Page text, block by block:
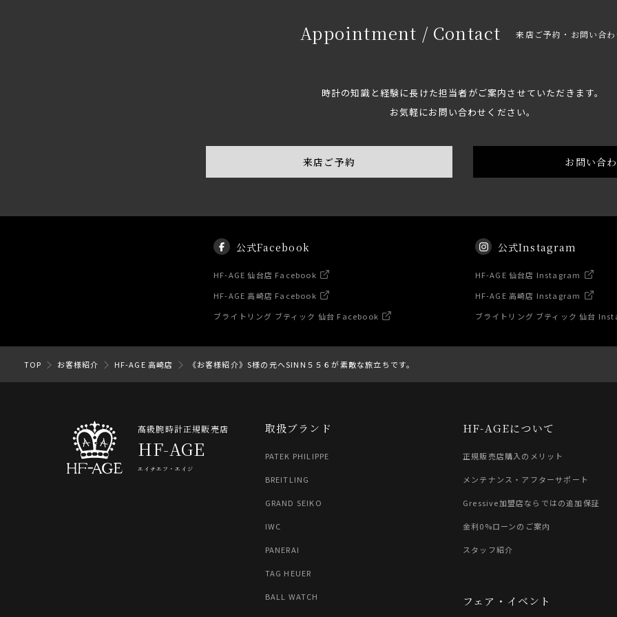
Appointment / Contact 来店ご予約・お問い合
時計の知識と経験に長けた担当者がご案内させていただきます。
お気軽にお問い合わせください。
来店ご予約 お問い合
公式Facebook
HF-AGE 仙台店 Facebook
HF-AGE 高崎店 Facebook
ブライトリング ブティック 仙台 Facebook
公式Instagram
HF-AGE 仙台店 Instagram
HF-AGE 高崎店 Instagram
ブライトリング ブティック 仙台
TOP お客様紹介 HF-AGE 高崎店 《お客様紹介》S様の元へSINN５５６が素敵な旅立ちです。
高級腕時計正規販売店
HF-AGE
エイチエフ・エイジ
取扱ブランド
PATEK PHILIPPE
BREITLING
GRAND SEIKO
IWC
PANERAI
TAG HEUER
BALL WATCH
HF-AGEについて
正規販売店購入のメリット
メンテナンス・アフターサポート
Gressive加盟店ならではの追加保証
金利0%ローンのご案内
スタッフ紹介
フェア・イベント